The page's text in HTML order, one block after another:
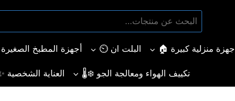
البحث
عن:
بحث
أجهزة منزلية كبيرة 🏠 البلت ان ⏲️ أجهزة المطبخ
تكييف الهواء ومعالجة الجو ❄️🌡️ العناية الشخصية